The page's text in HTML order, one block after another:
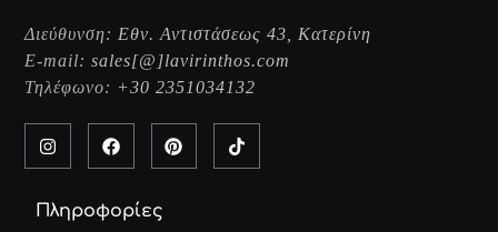
Διεύθυνση: Εθν. Αντιστάσεως 43, Κατερίνη
E-mail:sales[@]lavirinthos.com
Τηλέφωνο: +30 2351034132
Πληροφορίες